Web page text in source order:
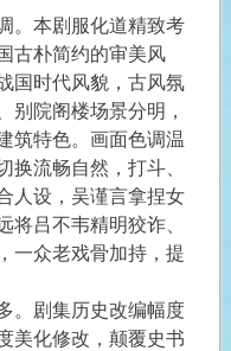
。本剧服化道精致考
古朴简约的审美风
国时代风貌，古风氛
别院阁楼场景分明，
筑特色。画面色调温
流畅自然，打斗、
人设，吴谨言拿捏女
吕不韦精明狡诈、
一众老戏骨加持，提
。剧集历史改编幅度
美化修改，颠覆史书